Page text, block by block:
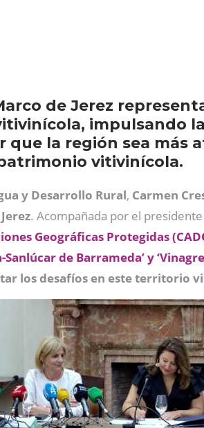
de Jerez
impulsando
que la región sea más
vitivinícola.
y Desarrollo Rural, Carmen
. Acompañada por el
Geográficas Protegidas
de Barrameda’ y
los desafíos en este territorio